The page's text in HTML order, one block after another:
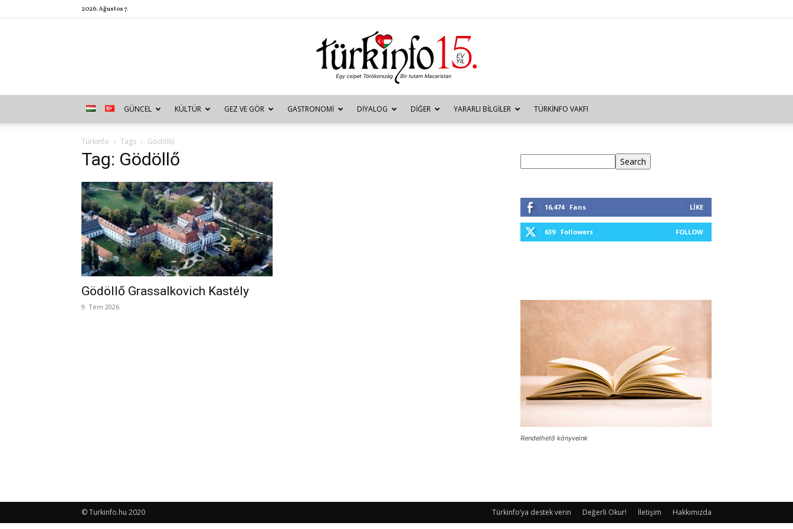
2026. Ağustos 7.
Türkinfo
GÜNCEL KÜLTÜR GEZ VE GÖR GASTRONOMI DIYALOG DIĞER YARARLI BILGILER TÜRKINFO VAKFI
Türkinfo Tags Gödöllő
Tag: Gödöllő
Gödöllő Grassalkovich Kastély
9. Tem 2026
Search
16,474 Fans LIKE
639 Followers FOLLOW
Rendelhető könyveink
Türkinfo’ya destek verin Değerli Okur! İletişim Hakkımızda
© Turkinfo.hu 2020